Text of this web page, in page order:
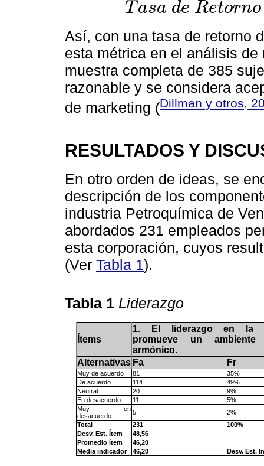
T asa de Retorno
Ta a de Re orno= 231385 ×100 =
Así, con una tasa de retorno
esta métrica en el análisis
muestra completa de 385
razonable y se considera
de marketing (Dillman y otros,
RESULTADOS Y
En otro orden de ideas, se
descripción de los
industria Petroquímica de
abordados 231 empleados
esta corporación, cuyos
(Ver Tabla 1).
Tabla 1 Liderazgo
Ítems
1. El liderazgo en la
promueve un
armónico.
Alternativas Fa Fr
Muy de acuerdo 81
35%
De acuerdo
114
49%
Neutral
20
9%
En desacuerdo
11
5%
Muy en
desacuerdo
5
2%
Total
231
100%
Desv. Est. Ítem
48,56
Promedio ítem
46,20
Media indicador
46,20 Desv. Est.